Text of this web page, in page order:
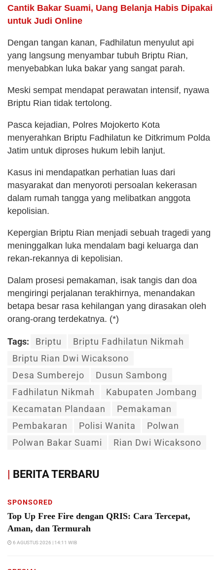
Cantik Bakar Suami, Uang Belanja Habis Dipakai
untuk Judi Online
Dengan tangan kanan, Fadhilatun menyulut api
yang langsung menyambar tubuh Briptu Rian,
menyebabkan luka bakar yang sangat parah.
Meski sempat mendapat perawatan intensif, nyawa
Briptu Rian tidak tertolong.
Pasca kejadian, Polres Mojokerto Kota
menyerahkan Briptu Fadhilatun ke Ditkrimum Polda
Jatim untuk diproses hukum lebih lanjut.
Kasus ini mendapatkan perhatian luas dari
masyarakat dan menyoroti persoalan kekerasan
dalam rumah tangga yang melibatkan anggota
kepolisian.
Kepergian Briptu Rian menjadi sebuah tragedi yang
meninggalkan luka mendalam bagi keluarga dan
rekan-rekannya di kepolisian.
Dalam prosesi pemakaman, isak tangis dan doa
mengiringi perjalanan terakhirnya, menandakan
betapa besar rasa kehilangan yang dirasakan oleh
orang-orang terdekatnya. (*)
Tags: Briptu
Briptu Fadhilatun Nikmah
Briptu Rian Dwi Wicaksono
Desa Sumberejo
Dusun Sambong
Fadhilatun Nikmah
Kabupaten Jombang
Kecamatan Plandaan
Pemakaman
Pembakaran
Polisi Wanita
Polwan
Polwan Bakar Suami
Rian Dwi Wicaksono
| BERITA TERBARU
SPONSORED
Top Up Free Fire dengan QRIS: Cara Tercepat,
Aman, dan Termurah
6 AGUSTUS 2026 | 14:11 WIB